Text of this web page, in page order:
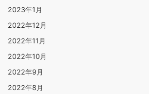
2023年1月
2022年12月
2022年11月
2022年10月
2022年9月
2022年8月